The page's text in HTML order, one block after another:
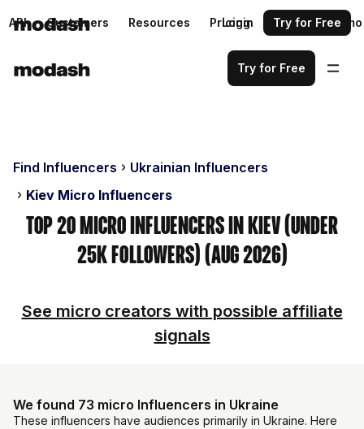
API Customers Resources Pricing Request a demo
Login Try for Free
Try for Free
Find Influencers
Ukrainian Influencers
Kiev Micro Influencers
Top 20 Micro Influencers in Kiev (Under
25k Followers) (Aug 2026)
See micro creators with possible affiliate
signals
We found 73 micro Influencers in Ukraine
These influencers have audiences primarily in Ukraine. Here